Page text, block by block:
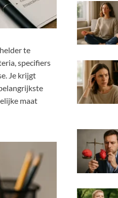
te
specifiers
Je krijgt
maat